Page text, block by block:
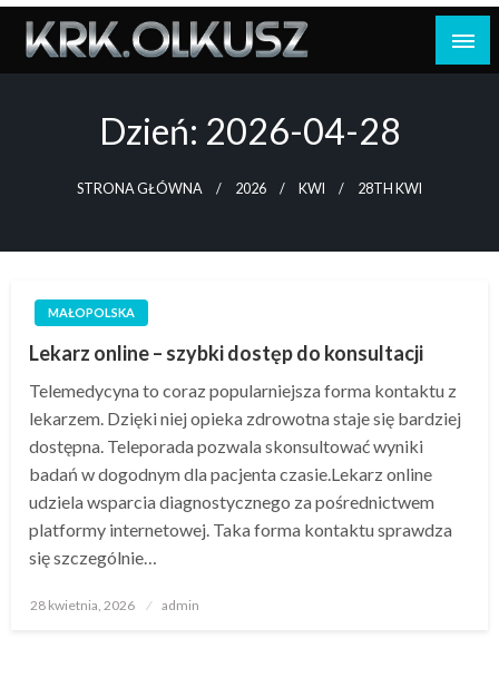
Skip
content
Dzień: 2026-04-28
STRONA GŁÓWNA 2026 KWI 28TH KWI
MAŁOPOLSKA
Lekarz online – szybki dostęp do konsultacji
Telemedycyna to coraz popularniejsza forma kontaktu z
lekarzem. Dzięki niej opieka zdrowotna staje się bardziej
dostępna. Teleporada pozwala skonsultować wyniki
badań w dogodnym dla pacjenta czasie.Lekarz online
udziela wsparcia diagnostycznego za pośrednictwem
platformy internetowej. Taka forma kontaktu sprawdza
się szczególnie…
Opublikowane
28 kwietnia, 2026 admin